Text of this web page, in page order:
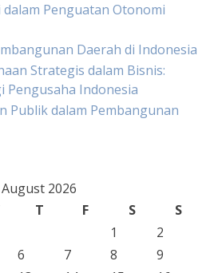
Penguatan Otonomi
Daerah di Indonesia
Strategis dalam Bisnis:
Pengusaha Indonesia
Publik dalam Pembangunan
August 2026
T F S
S
1
2
6 7 8
9